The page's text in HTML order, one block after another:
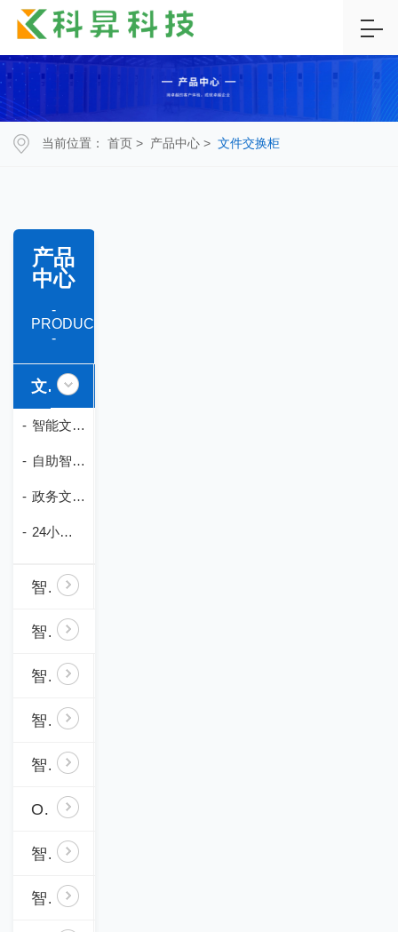
当前位置： 首页 > 产品中心 > 文件交换柜
产品
中心
-
PRODUCT
-
文件交换柜
- 智能文件交换流转柜-ZW01
- 自助智能文件存取柜-ZW02
- 政务文件流转柜-ZW03
- 24小时自助智能文件交换柜-ZW04
智能工具物料管理柜
智能储物柜
智能租赁柜
智能装备管理柜
智能物证卷宗管理柜
OA对接智能设备方案
智能快递柜
智能外卖取餐柜